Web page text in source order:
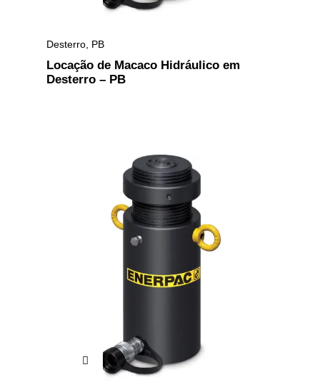
Desterro PB
Locação de Macaco Hidráulico em
Desterro – PB